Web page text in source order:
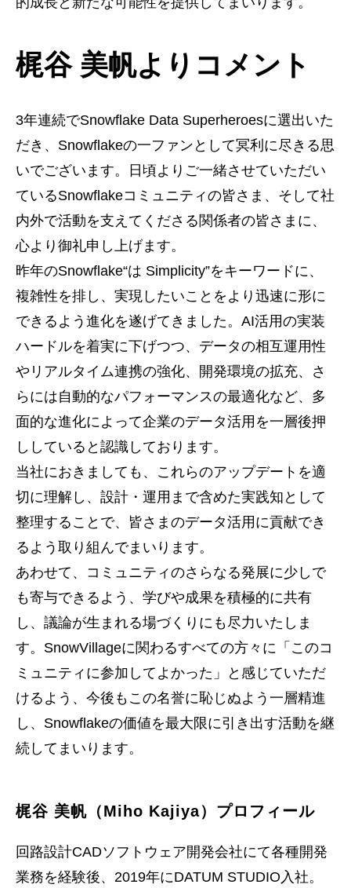
梶谷 美帆よりコメント
3年連続でSnowflake Data Superheroesに選出いた
だき、Snowflakeの一ファンとして冥利に尽きる思
いでございます。日頃よりご一緒させていただい
ているSnowflakeコミュニティの皆さま、そして社
内外で活動を支えてくださる関係者の皆さまに、
心より御礼申し上げます。
昨年のSnowflake“は Simplicity”をキーワードに、
複雑性を排し、実現したいことをより迅速に形に
できるよう進化を遂げてきました。AI活用の実装
ハードルを着実に下げつつ、データの相互運用性
やリアルタイム連携の強化、開発環境の拡充、さ
らには自動的なパフォーマンスの最適化など、多
面的な進化によって企業のデータ活用を一層後押
ししていると認識しております。
当社におきましても、これらのアップデートを適
切に理解し、設計・運用まで含めた実践知として
整理することで、皆さまのデータ活用に貢献でき
るよう取り組んでまいります。
あわせて、コミュニティのさらなる発展に少しで
も寄与できるよう、学びや成果を積極的に共有
し、議論が生まれる場づくりにも尽力いたしま
す。SnowVillageに関わるすべての方々に「このコ
ミュニティに参加してよかった」と感じていただ
けるよう、今後もこの名誉に恥じぬよう一層精進
し、Snowflakeの価値を最大限に引き出す活動を継
続してまいります。
梶谷 美帆（Miho Kajiya）プロフィール
回路設計CADソフトウェア開発会社にて各種開発
業務を経験後、2019年にDATUM STUDIO入社。